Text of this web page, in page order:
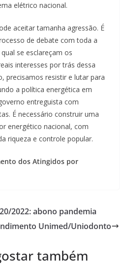
elétrico nacional.
aceitar tamanha agressão. É
de debate com toda a
se esclareçam os
interesses por trás dessa
precisamos resistir e lutar para
a política energética em
entreguista com
É necessário construir uma
energético nacional, com
riqueza e controle popular.
dos Atingidos por
2022: abono pandemia
Unimed/Uniodonto
também